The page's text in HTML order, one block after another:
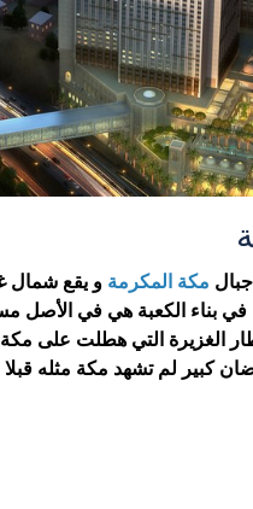
مكة المكرمة و يقع شمال
بناء الكعبة هي في الأصل
التي هطلت على مكة في يوم
كبير لم تشهد مكة مثله